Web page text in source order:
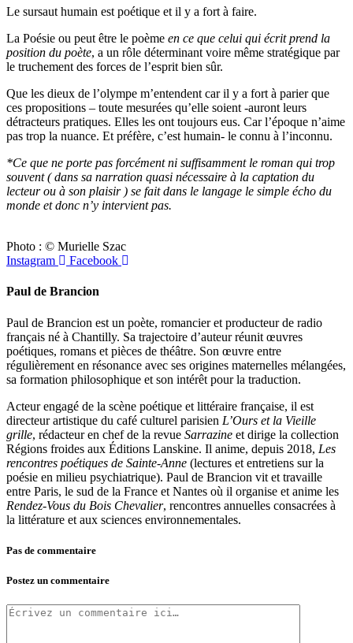
Le sursaut humain est poétique et il y a fort à faire.
La Poésie ou peut être le poème en ce que celui qui écrit prend la
position du poète, a un rôle déterminant voire même stratégique par
le truchement des forces de l’esprit bien sûr.
Que les dieux de l’olympe m’entendent car il y a fort à parier que
ces propositions – toute mesurées qu’elle soient -auront leurs
détracteurs pratiques. Elles les ont toujours eus. Car l’époque n’aime
pas trop la nuance. Et préfère, c’est humain- le connu à l’inconnu.
*Ce que ne porte pas forcément ni suffisamment le roman qui trop
souvent ( dans sa narration quasi nécessaire à la captation du
lecteur ou à son plaisir ) se fait dans le langage le simple écho du
monde et donc n’y intervient pas.
Photo : © Murielle Szac
Instagram
Facebook
Paul de Brancion
Paul de Brancion est un poète, romancier et producteur de radio
français né à Chantilly. Sa trajectoire d’auteur réunit œuvres
poétiques, romans et pièces de théâtre. Son œuvre entre
régulièrement en résonance avec ses origines maternelles mélangées,
sa formation philosophique et son intérêt pour la traduction.
Acteur engagé de la scène poétique et littéraire française, il est
directeur artistique du café culturel parisien L’Ours et la Vieille
grille, rédacteur en chef de la revue Sarrazine et dirige la collection
Régions froides aux Éditions Lanskine. Il anime, depuis 2018, Les
rencontres poétiques de Sainte-Anne (lectures et entretiens sur la
poésie en milieu psychiatrique). Paul de Brancion vit et travaille
entre Paris, le sud de la France et Nantes où il organise et anime les
Rendez-Vous du Bois Chevalier, rencontres annuelles consacrées à
la littérature et aux sciences environnementales.
Pas de commentaire
Postez un commentaire